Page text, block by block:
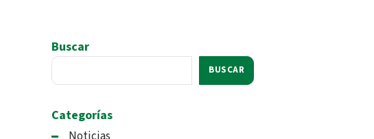
Buscar
BUSCAR
Categorías